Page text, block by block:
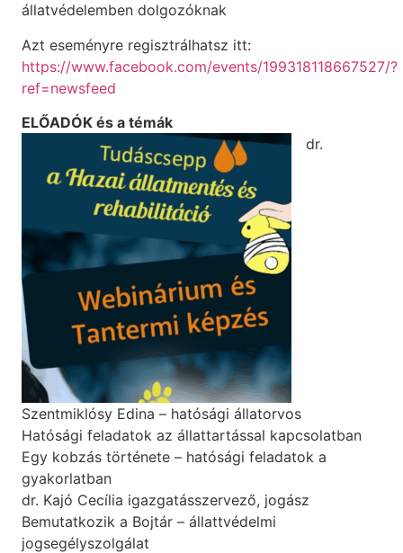
állatvédelemben dolgozóknak
Azt eseményre regisztrálhatsz itt:
https://www.facebook.com/events/199318118667527/?
ref=newsfeed
ELŐADÓK és a témák
dr.
Szentmiklósy Edina – hatósági állatorvos
Hatósági feladatok az állattartással kapcsolatban
Egy kobzás története – hatósági feladatok a
gyakorlatban
dr. Kajó Cecília igazgatásszervező, jogász
Bemutatkozik a Bojtár – állattvédelmi
jogsegélyszolgálat